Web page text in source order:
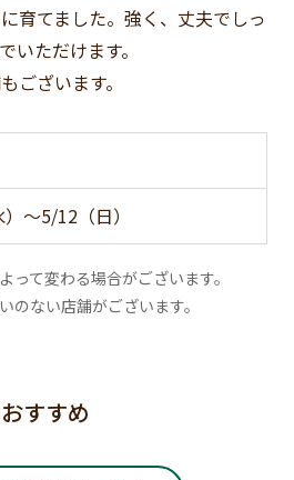
育てました。強く、丈夫でしっ
いただけます。
ございます。
～5/12（日）
て変わる場合がございます。
ない店舗がございます。
すすめ